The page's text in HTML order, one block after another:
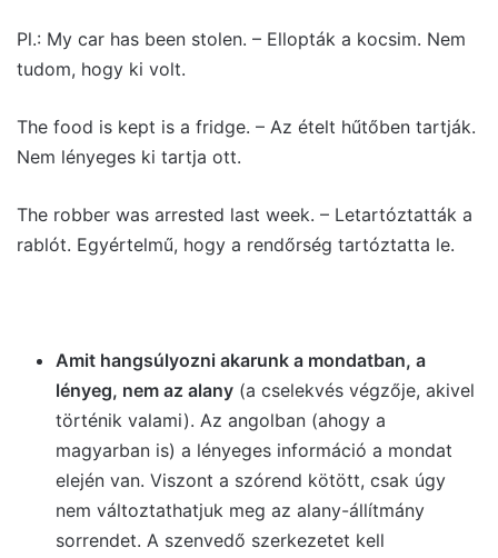
Pl.: My car has been stolen. – Ellopták a kocsim. Nem
tudom, hogy ki volt.
The food is kept is a fridge. – Az ételt hűtőben tartják.
Nem lényeges ki tartja ott.
The robber was arrested last week. – Letartóztatták a
rablót. Egyértelmű, hogy a rendőrség tartóztatta le.
Amit hangsúlyozni akarunk a mondatban, a
lényeg, nem az alany (a cselekvés végzője, akivel
történik valami). Az angolban (ahogy a
magyarban is) a lényeges információ a mondat
elején van. Viszont a szórend kötött, csak úgy
nem változtathatjuk meg az alany-állítmány
sorrendet. A szenvedő szerkezetet kell